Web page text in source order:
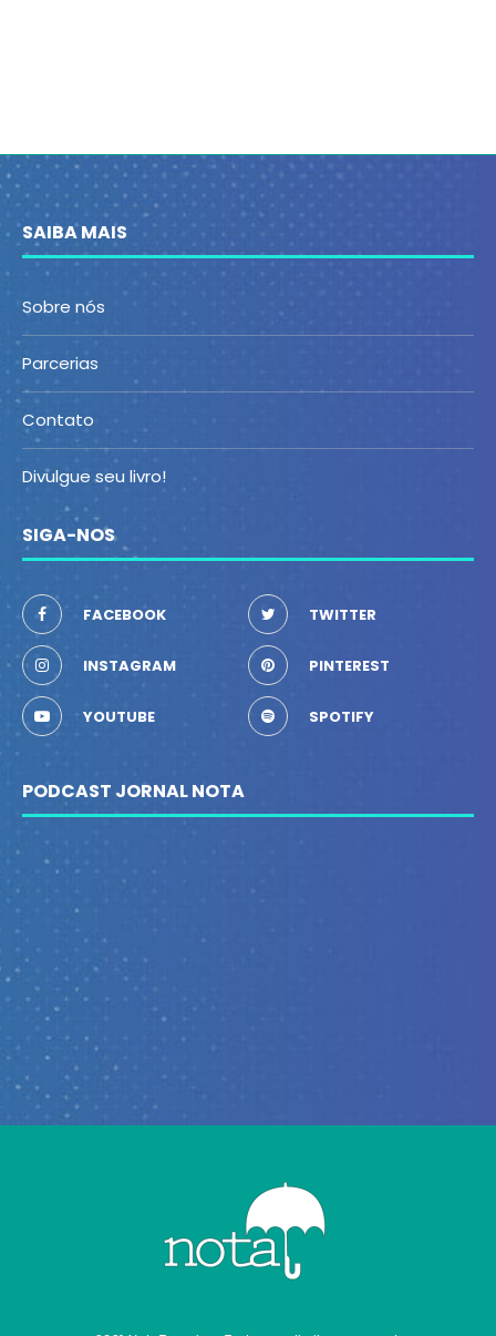
SAIBA MAIS
Sobre nós
Parcerias
Contato
Divulgue seu livro!
SIGA-NOS
FACEBOOK TWITTER
INSTAGRAM PINTEREST
YOUTUBE SPOTIFY
PODCAST JORNAL NOTA